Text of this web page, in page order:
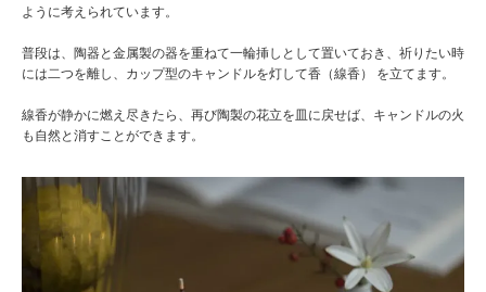
ように考えられています。
普段は、陶器と金属製の器を重ねて一輪挿しとして置いておき、祈りたい時
には二つを離し、カップ型のキャンドルを灯して香（線香） を立てます。
線香が静かに燃え尽きたら、再び陶製の花立を皿に戻せば、キャンドルの火
も自然と消すことができます。